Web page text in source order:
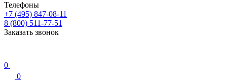
Телефоны
+7 (495) 847-08-11
8 (800) 511-77-51
Заказать звонок
0
0